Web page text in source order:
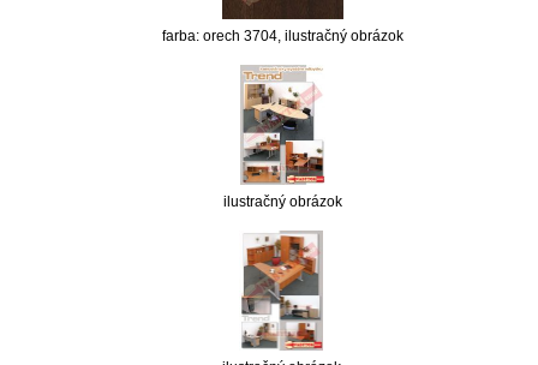
farba: orech 3704, ilustračný obrázok
ilustračný obrázok